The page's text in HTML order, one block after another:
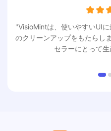
"VisioMintは、使いやすいUI
のクリーンアップをもたらし
セラーにとって生